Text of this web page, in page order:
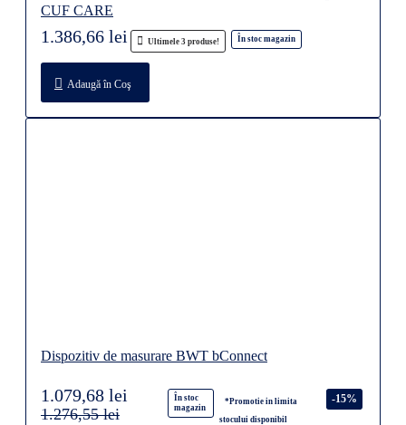
CUF CARE
Ultimele 3 produse! În stoc magazin
1.386,66 lei
Adaugă în Coş
Dispozitiv de masurare BWT bConnect
În stoc
magazin
*Promotie in limita
stocului disponibil
-15%
1.079,68 lei
1.276,55 lei